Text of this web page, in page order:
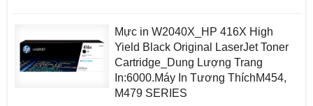
Mực in W2040X_HP 416X High
Yield Black Original LaserJet Toner
Cartridge_Dung Lượng Trang
In:6000.Máy In Tương ThíchM454,
M479 SERIES